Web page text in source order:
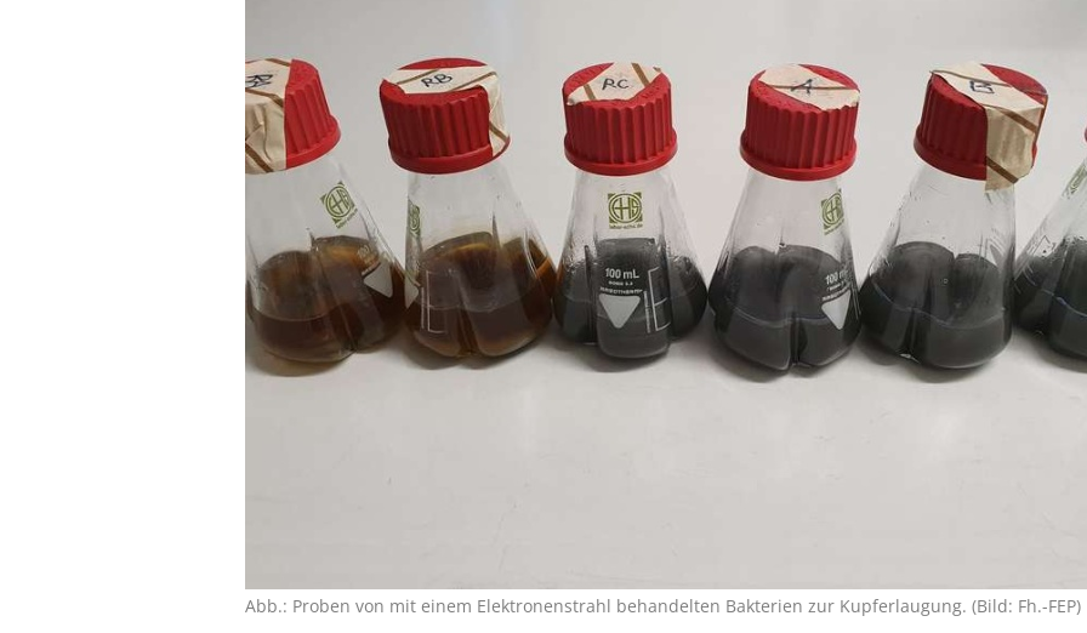
Abb.: Proben von mit einem Elek­tro­nen­strahl be­han­delten Bak­te­rien zur Kupfer­lau­gung. (Bild: Fh.-FEP)